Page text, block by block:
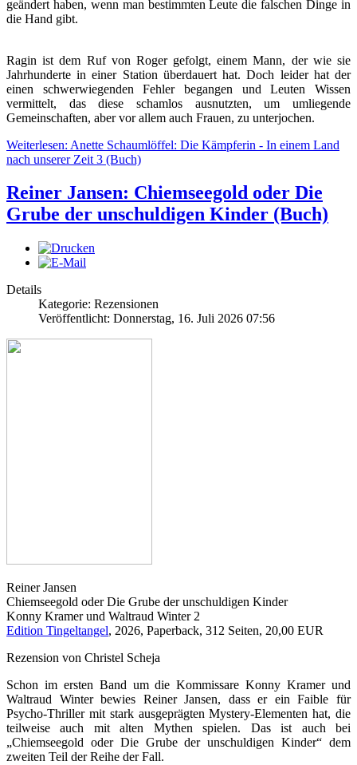
geändert haben, wenn man bestimmten Leute die falschen Dinge in
die Hand gibt.
Ragin ist dem Ruf von Roger gefolgt, einem Mann, der wie sie
Jahrhunderte in einer Station überdauert hat. Doch leider hat der
einen schwerwiegenden Fehler begangen und Leuten Wissen
vermittelt, das diese schamlos ausnutzten, um umliegende
Gemeinschaften, aber vor allem auch Frauen, zu unterjochen.
Weiterlesen: Anette Schaumlöffel: Die Kämpferin - In einem Land
nach unserer Zeit 3 (Buch)
Reiner Jansen: Chiemseegold oder Die
Grube der unschuldigen Kinder (Buch)
Details
Kategorie: Rezensionen
Veröffentlicht: Donnerstag, 16. Juli 2026 07:56
Reiner Jansen
Chiemseegold oder Die Grube der unschuldigen Kinder
Konny Kramer und Waltraud Winter 2
Edition Tingeltangel, 2026, Paperback, 312 Seiten, 20,00 EUR
Rezension von Christel Scheja
Schon im ersten Band um die Kommissare Konny Kramer und
Waltraud Winter bewies Reiner Jansen, dass er ein Faible für
Psycho-Thriller mit stark ausgeprägten Mystery-Elementen hat, die
teilweise auch mit alten Mythen spielen. Das ist auch bei
„Chiemseegold oder Die Grube der unschuldigen Kinder“ dem
zweiten Teil der Reihe der Fall.